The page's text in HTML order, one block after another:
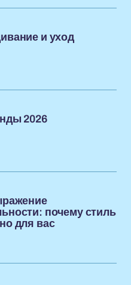
и уход
2026
почему стиль
для вас